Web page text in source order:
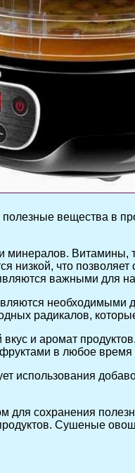
вещества в
Витамины,
низкой, что
важными для
радикалов,
и аромат
в любое время
использования
для сохранения
Сушеные